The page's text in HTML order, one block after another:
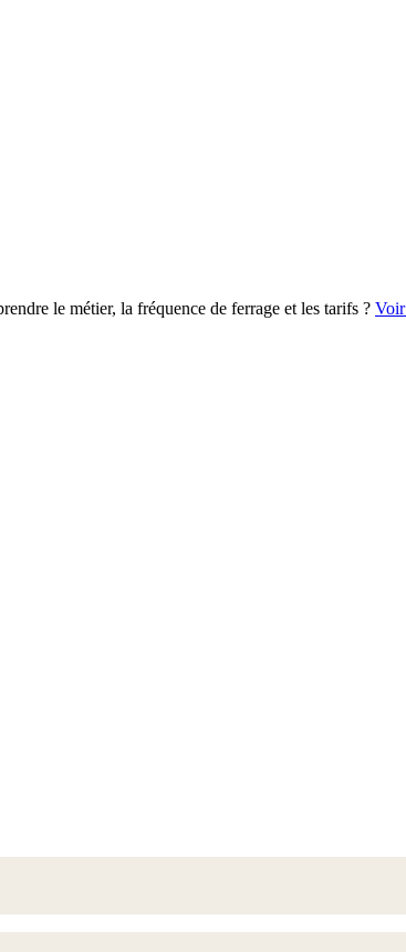
le métier, la fréquence de ferrage et les tarifs ?